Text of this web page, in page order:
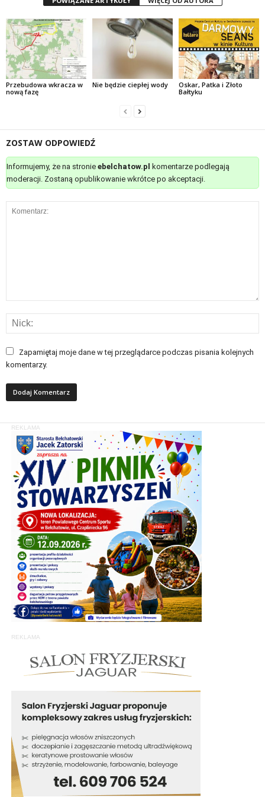
Przebudowa wkracza w
nową fazę
Nie będzie ciepłej wody
Oskar, Patka i Złoto
Bałtyku
ZOSTAW ODPOWIEDŹ
Informujemy, że na stronie ebelchatow.pl komentarze podlegają
moderacji. Zostaną opublikowanie wkrótce po akceptacji.
Zapamiętaj moje dane w tej przeglądarce podczas pisania kolejnych
komentarzy.
REKLAMA
REKLAMA